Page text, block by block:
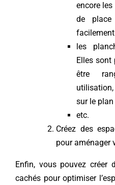
encore
de
les
Elles sont
être
sur le plan
etc.
Créez des
pour aménager
Enfin, vous pouvez créer
cachés pour optimiser